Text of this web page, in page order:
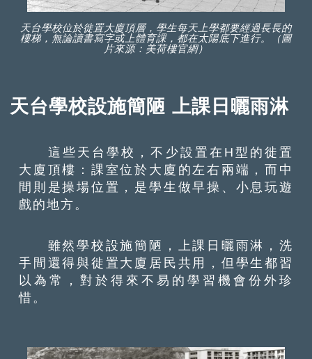
天台學校位於徙置大廈頂層，學生每天上學都要經過長長的
樓梯，無論讀書寫字或上體育課，都在太陽底下進行。（圖
片來源：美荷樓官網）
天台學校設施簡陋 上課日曬雨淋
這些天台學校，不少設置在H型的徙置
大廈頂樓：課室位於大廈的左右兩端，而中
間則是操場位置，是學生做早操、小息玩遊
戲的地方。
雖然學校設施簡陋，上課日曬雨淋，洗
手間還得與徙置大廈居民共用，但學生都習
以為常，對於得來不易的學習機會份外珍
惜。